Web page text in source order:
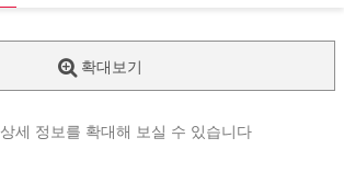
확대보기
상세 정보를 확대해 보실 수 있습니다